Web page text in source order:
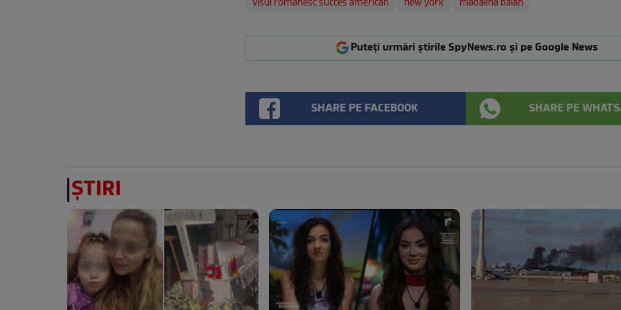
visul romanesc succes american new york madalina balan
Puteți urmări știrile SpyNews.ro și pe Google News
SHARE PE FACEBOOK SHARE PE
ȘTIRI